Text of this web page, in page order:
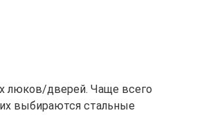
люков/дверей. Чаще всего
выбираются стальные